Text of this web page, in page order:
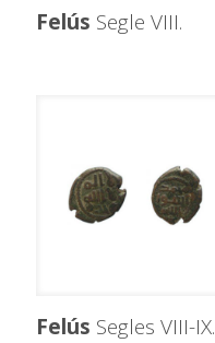
Felús Segle VIII.
Felús Segles VIII-IX.